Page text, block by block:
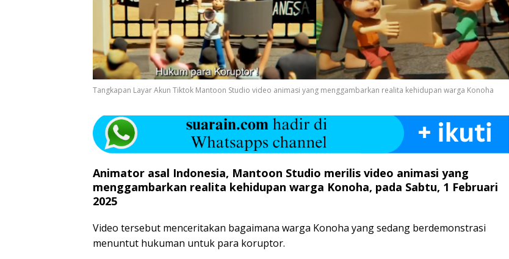
Tangkapan Layar Akun Tiktok Mantoon Studio video animasi yang menggambarkan realita kehidupan warga Konoha
Animator asal Indonesia, Mantoon Studio merilis video animasi yang
menggambarkan realita kehidupan warga Konoha, pada Sabtu, 1 Februari
2025
Video tersebut menceritakan bagaimana warga Konoha yang sedang berdemonstrasi
menuntut hukuman untuk para koruptor.